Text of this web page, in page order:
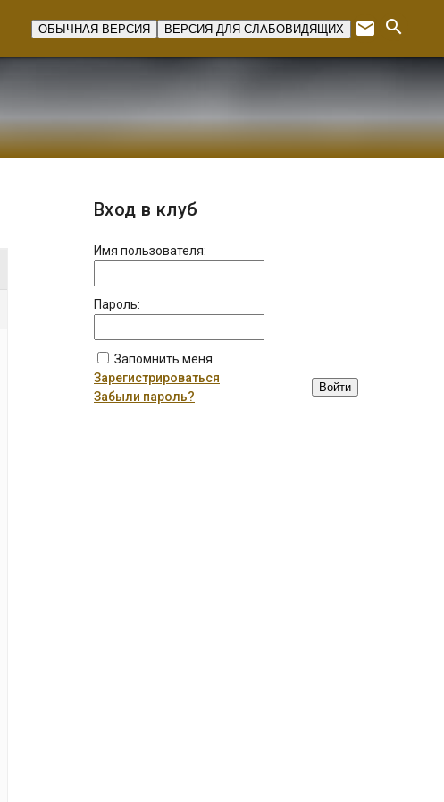
ОБЫЧНАЯ ВЕРСИЯ ВЕРСИЯ ДЛЯ СЛАБОВИДЯЩИХ email search
Вход в клуб
Имя пользователя:
Пароль:
Запомнить меня
Войти
Зарегистрироваться
Забыли пароль?